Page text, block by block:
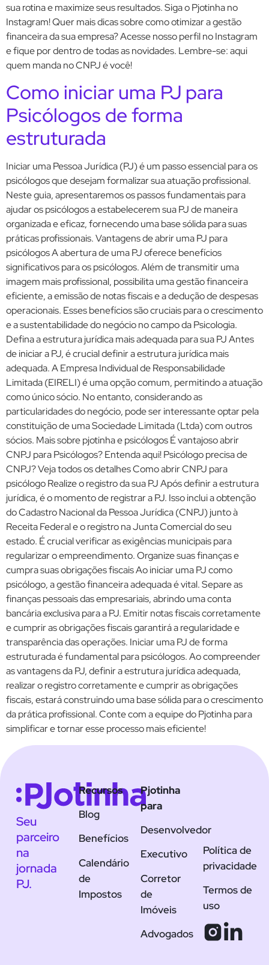
sua rotina e maximize seus resultados. Siga o Pjotinha no
Instagram! Quer mais dicas sobre como otimizar a gestão
financeira da sua empresa? Acesse nosso perfil no Instagram
e fique por dentro de todas as novidades. Lembre-se: aqui
quem manda no CNPJ é você!
Como iniciar uma PJ para
Psicólogos de forma
estruturada
Iniciar uma Pessoa Jurídica (PJ) é um passo essencial para os
psicólogos que desejam formalizar sua atuação profissional.
Neste guia, apresentaremos os passos fundamentais para
ajudar os psicólogos a estabelecerem sua PJ de maneira
organizada e eficaz, fornecendo uma base sólida para suas
práticas profissionais. Vantagens de abrir uma PJ para
psicólogos A abertura de uma PJ oferece benefícios
significativos para os psicólogos. Além de transmitir uma
imagem mais profissional, possibilita uma gestão financeira
eficiente, a emissão de notas fiscais e a dedução de despesas
operacionais. Esses benefícios são cruciais para o crescimento
e a sustentabilidade do negócio no campo da Psicologia.
Defina a estrutura jurídica mais adequada para sua PJ Antes
de iniciar a PJ, é crucial definir a estrutura jurídica mais
adequada. A Empresa Individual de Responsabilidade
Limitada (EIRELI) é uma opção comum, permitindo a atuação
como único sócio. No entanto, considerando as
particularidades do negócio, pode ser interessante optar pela
constituição de uma Sociedade Limitada (Ltda) com outros
sócios. Mais sobre pjotinha e psicólogos É vantajoso abrir
CNPJ para Psicólogos? Entenda aqui! Psicólogo precisa de
CNPJ? Veja todos os detalhes Como abrir CNPJ para
psicólogo Realize o registro da sua PJ Após definir a estrutura
jurídica, é o momento de registrar a PJ. Isso inclui a obtenção
do Cadastro Nacional da Pessoa Jurídica (CNPJ) junto à
Receita Federal e o registro na Junta Comercial do seu
estado. É crucial verificar as exigências municipais para
regularizar o empreendimento. Organize suas finanças e
cumpra suas obrigações fiscais Ao iniciar uma PJ como
psicólogo, a gestão financeira adequada é vital. Separe as
finanças pessoais das empresariais, abrindo uma conta
bancária exclusiva para a PJ. Emitir notas fiscais corretamente
e cumprir as obrigações fiscais garantirá a regularidade e
transparência das operações. Iniciar uma PJ de forma
estruturada é fundamental para psicólogos. Ao compreender
as vantagens da PJ, definir a estrutura jurídica adequada,
realizar o registro corretamente e cumprir as obrigações
fiscais, estará construindo uma base sólida para o crescimento
da prática profissional. Conte com a equipe do Pjotinha para
simplificar e tornar esse processo mais eficiente!
Seu
parceiro
na
jornada
PJ.
Recursos
Blog
Benefícios
Calendário
de
Impostos
Pjotinha
para
Desenvolvedor
Executivo
Corretor
de
Imóveis
Advogados
Política de
privacidade
Termos de
uso